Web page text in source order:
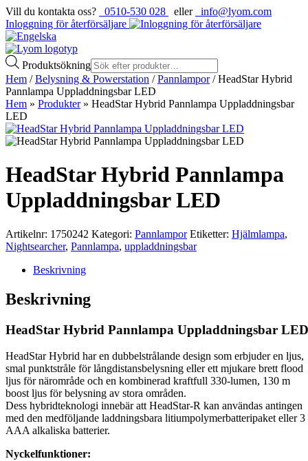
Vill du kontakta oss? 0510-530 028 eller
info@lyom.com
Inloggning för återförsäljare
Produktsökning
Hem /Belysning & Powerstation /Pannlampor/ HeadStar Hybrid
Pannlampa Uppladdningsbar LED
Hem » Produkter» HeadStar Hybrid Pannlampa Uppladdningsbar
LED
HeadStar Hybrid Pannlampa
Uppladdningsbar LED
Artikelnr: 1750242 Kategori: Pannlampor Etiketter: Hjälmlampa,
Nightsearcher, Pannlampa, uppladdningsbar
Beskrivning
Beskrivning
HeadStar Hybrid Pannlampa Uppladdningsbar LED
HeadStar Hybrid har en dubbelstrålande design som erbjuder en ljus,
smal punktstråle för långdistansbelysning eller ett mjukare brett flood
ljus för närområde och en kombinerad kraftfull 330-lumen, 130 m
boost ljus för belysning av stora områden.
Dess hybridteknologi innebär att HeadStar-R kan användas antingen
med den medföljande laddningsbara litiumpolymerbatteripaket eller 3
AAA alkaliska batterier.
Nyckelfunktioner: